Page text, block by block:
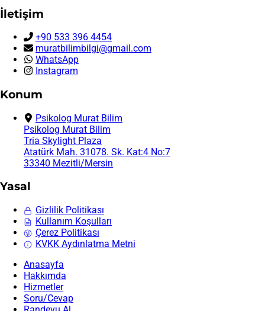
İletişim
+90 533 396 4454
muratbilimbilgi@gmail.com
WhatsApp
Instagram
Konum
Psikolog Murat Bilim
Psikolog Murat Bilim
Tria Skylight Plaza
Atatürk Mah. 31078. Sk. Kat:4 No:7
33340 Mezitli/Mersin
Yasal
Gizlilik Politikası
Kullanım Koşulları
Çerez Politikası
KVKK Aydınlatma Metni
Anasayfa
Hakkımda
Hizmetler
Soru/Cevap